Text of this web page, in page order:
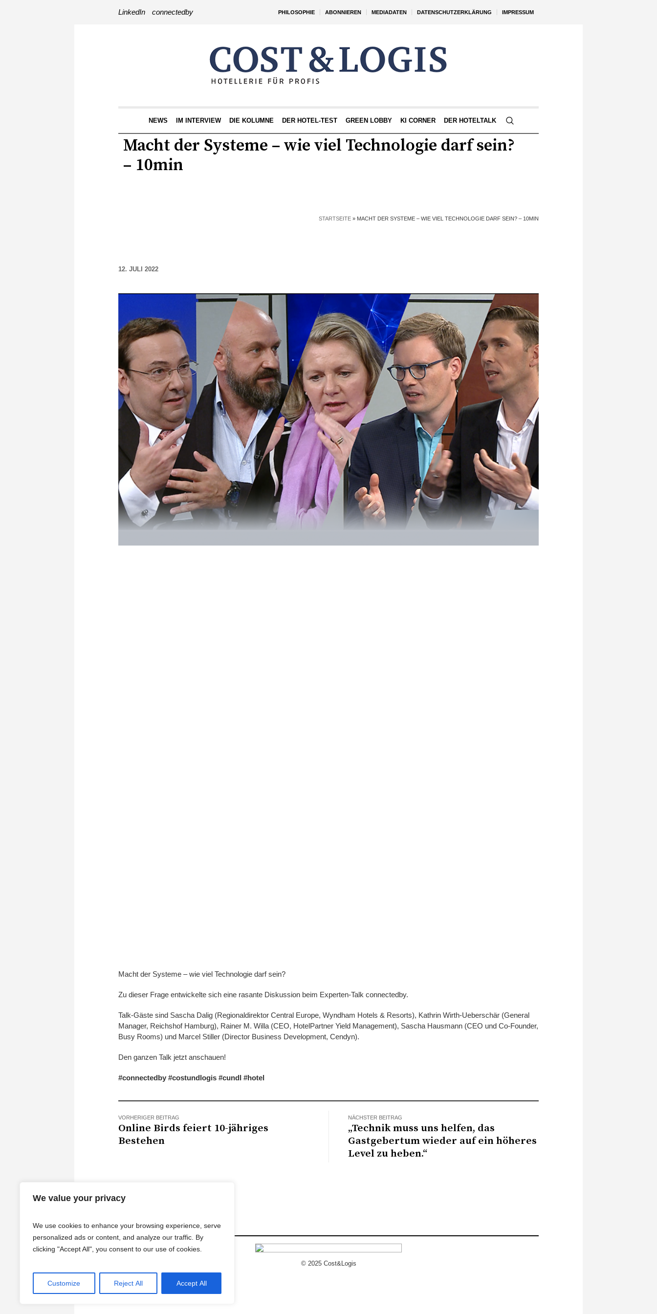
We value your privacy
We use cookies to enhance your browsing experience, serve
personalized ads or content, and analyze our traffic. By
clicking "Accept All", you consent to our use of cookies.
Customize Reject All Accept All
PHILOSOPHIE ABONNIEREN MEDIADATEN DATENSCHUTZERKLÄRUNG IMPRESSUM
LinkedIn connectedby
NEWS IM INTERVIEW DIE KOLUMNE DER HOTEL-TEST GREEN LOBBY KI CORNER DER HOTELTALK
Macht der Systeme – wie viel Technologie darf sein?
– 10min
STARTSEITE » MACHT DER SYSTEME – WIE VIEL TECHNOLOGIE DARF SEIN? – 10MIN
12. JULI 2022
Macht der Systeme – wie viel Technologie darf sein?
Zu dieser Frage entwickelte sich eine rasante Diskussion beim Experten-Talk connectedby.
Talk-Gäste sind Sascha Dalig (Regionaldirektor Central Europe, Wyndham Hotels & Resorts), Kathrin Wirth-Ueberschär (General
Manager, Reichshof Hamburg), Rainer M. Willa (CEO, HotelPartner Yield Management), Sascha Hausmann (CEO und Co-Founder,
Busy Rooms) und Marcel Stiller (Director Business Development, Cendyn).
Den ganzen Talk jetzt anschauen!
#connectedby #costundlogis #cundl #hotel
VORHERIGER BEITRAG
Online Birds feiert 10-jähriges
Bestehen
NÄCHSTER BEITRAG
„Technik muss uns helfen, das
Gastgebertum wieder auf ein höheres
Level zu heben.“
© 2025 Cost&Logis